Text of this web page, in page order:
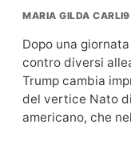
MARIA GILDA CARLI
Dopo una
contro diversi
Trump cambia
del vertice Nato
americano, che